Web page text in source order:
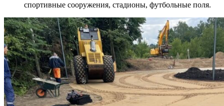
спортивные сооружения, стадионы, футбольные поля.